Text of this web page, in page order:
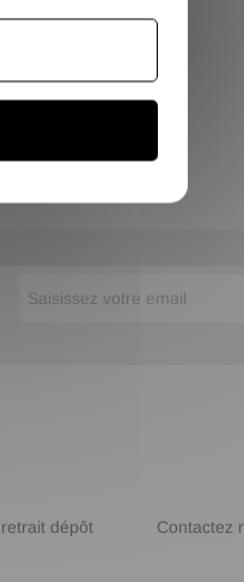
dépôt
Contactez